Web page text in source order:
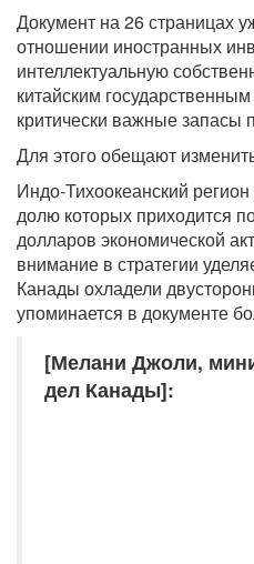
Документ на 26 страницах
отношении иностранных
интеллектуальную
китайским
критически важные запасы
Для этого обещают
Индо-Тихоокеанский
долю которых приходится
долларов экономической
внимание в стратегии
Канады охладели
упоминается в документе
[Мелани Джоли,
дел Канады]: